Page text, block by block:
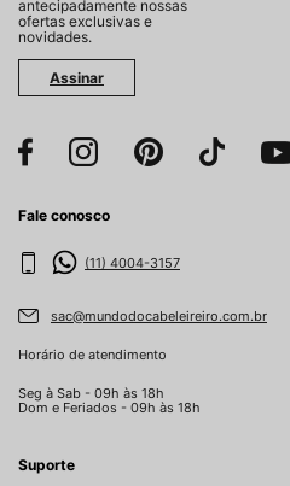
antecipadamente nossas
ofertas exclusivas e
novidades.
Assinar
Fale conosco
(11) 4004-3157
sac@mundodocabeleireiro.com.br
Horário de atendimento
Seg à Sab - 09h às 18h
Dom e Feriados - 09h às 18h
Suporte